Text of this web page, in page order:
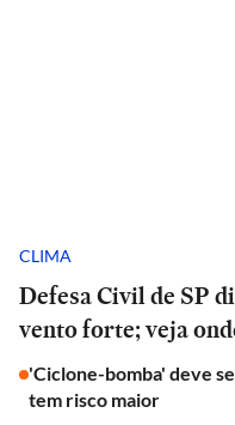
CLIMA
Defesa Civil de SP
vento forte; veja
'Ciclone-bomba' deve
tem risco maior